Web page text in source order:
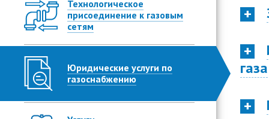
Технологическое
присоединение к газовым
сетям
Юридические услуги по
газоснабжению
газа